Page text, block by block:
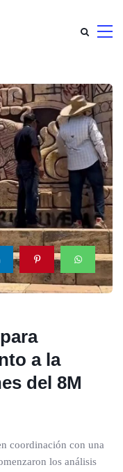
a la
del 8M
coordinación con una
los análisis